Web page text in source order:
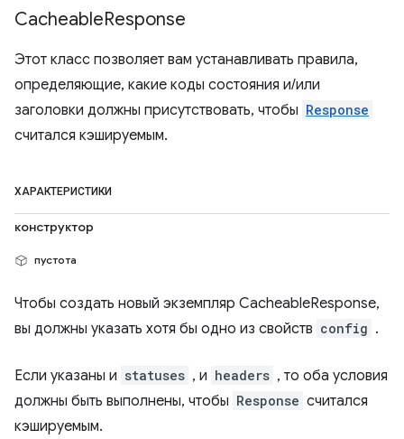
CacheableResponse
Этот класс позволяет вам устанавливать правила,
определяющие, какие коды состояния и/или
заголовки должны присутствовать, чтобы Response
считался кэшируемым.
ХАРАКТЕРИСТИКИ
конструктор
пустота
Чтобы создать новый экземпляр CacheableResponse,
вы должны указать хотя бы одно из свойств config .
Если указаны и statuses , и headers , то оба условия
должны быть выполнены, чтобы Response считался
кэшируемым.